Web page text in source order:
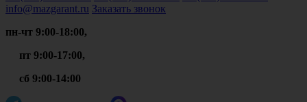
info@mazgarant.ru Заказать звонок
пн-чт 9:00-18:00,
пт 9:00-17:00,
сб 9:00-14:00